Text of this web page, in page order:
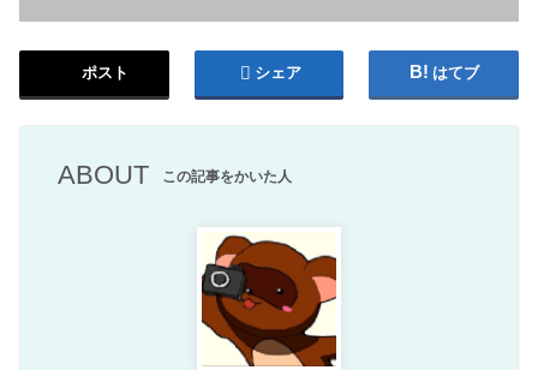
ポスト シェア はてブ
ABOUT この記事をかいた人